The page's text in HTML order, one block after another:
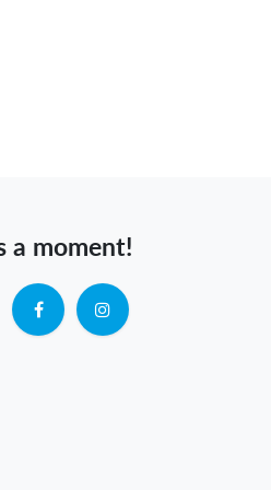
a moment!